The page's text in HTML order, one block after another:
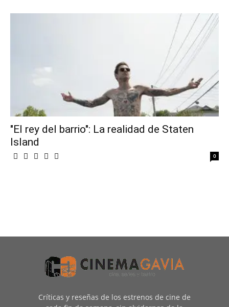
"El rey del barrio": La realidad de Staten
Island
0
Críticas y reseñas de los estrenos de cine de